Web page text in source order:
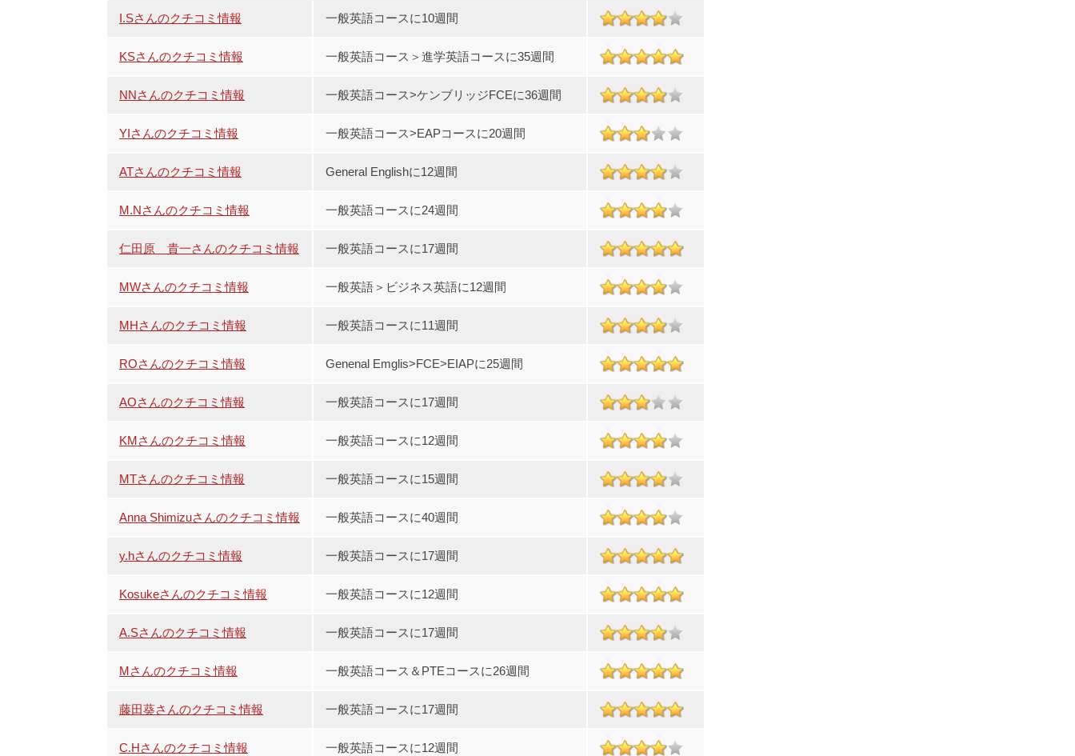
I.Sさんのクチコミ情報 一般英語コースに10週間
KSさんのクチコミ情報 一般英語コース＞進学英語コースに35週間
NNさんのクチコミ情報 一般英語コース>ケンブリッジFCEに36週間
YIさんのクチコミ情報 一般英語コース>EAPコースに20週間
ATさんのクチコミ情報 General Englishに12週間
M.Nさんのクチコミ情報 一般英語コースに24週間
仁田原 貴一さんのクチコミ情報 一般英語コースに17週間
MWさんのクチコミ情報 一般英語＞ビジネス英語に12週間
MHさんのクチコミ情報 一般英語コースに11週間
ROさんのクチコミ情報 Genenal Emglis>FCE>EIAPに25週間
AOさんのクチコミ情報 一般英語コースに17週間
KMさんのクチコミ情報 一般英語コースに12週間
MTさんのクチコミ情報 一般英語コースに15週間
Anna Shimizuさんのクチコミ情報 一般英語コースに40週間
y.hさんのクチコミ情報 一般英語コースに17週間
Kosukeさんのクチコミ情報 一般英語コースに12週間
A.Sさんのクチコミ情報 一般英語コースに17週間
Mさんのクチコミ情報 一般英語コース＆PTEコースに26週間
藤田葵さんのクチコミ情報 一般英語コースに17週間
C.Hさんのクチコミ情報 一般英語コースに12週間